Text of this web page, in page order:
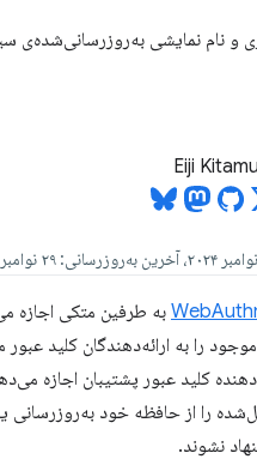
و نام نمایشی به‌روزرسانی‌شده‌ی
Eiji
به طرفین متکی اجازه
موجود را به ارائه‌دهندگان کلید
کلید عبور پشتیبان اجازه
را از حافظه خود به‌روزرسانی
نشوند.